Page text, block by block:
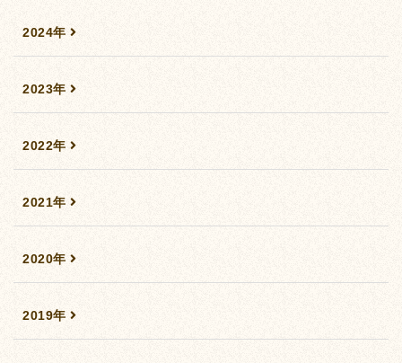
2024年
2023年
2022年
2021年
2020年
2019年